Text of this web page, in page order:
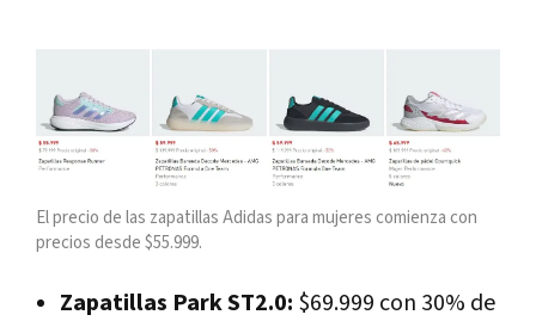
El precio de las zapatillas Adidas para mujeres comienza con
precios desde $55.999.
Zapatillas Park ST2.0: $69.999 con 30% de